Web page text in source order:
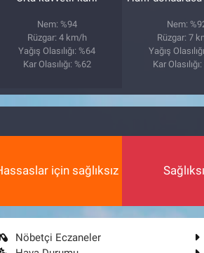
Nem: %94
Rüzgar: 4 km/h
Yağış Olasılığı: %64
Kar Olasılığı: %62
Nem:
Rüzgar: 7
Yağış
Kar
için sağlıksız
Nöbetçi Eczaneler